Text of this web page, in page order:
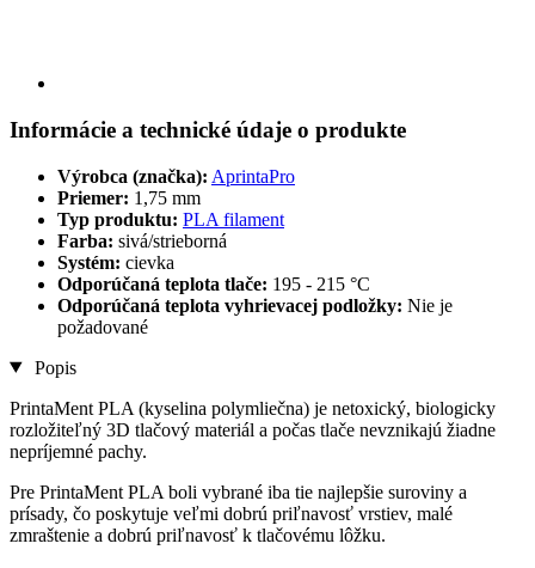
Informácie a technické údaje o produkte
Výrobca (značka): AprintaPro
Priemer: 1,75 mm
Typ produktu: PLA filament
Farba: sivá/strieborná
Systém: cievka
Odporúčaná teplota tlače: 195 - 215 °C
Odporúčaná teplota vyhrievacej podložky: Nie je
požadované
Popis
PrintaMent PLA (kyselina polymliečna) je netoxický, biologicky
rozložiteľný 3D tlačový materiál a počas tlače nevznikajú žiadne
nepríjemné pachy.
Pre PrintaMent PLA boli vybrané iba tie najlepšie suroviny a
prísady, čo poskytuje veľmi dobrú priľnavosť vrstiev, malé
zmraštenie a dobrú priľnavosť k tlačovému lôžku.